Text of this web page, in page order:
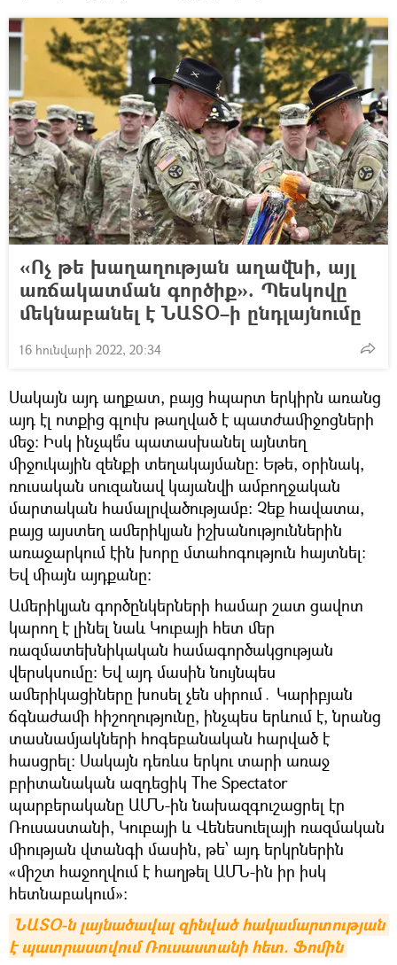
«Ոչ թե խաղաղության աղավնի, այլ
առճակատման գործիք». Պեսկովը
մեկնաբանել է ՆԱՏՕ–ի ընդլայնումը
16 հունվարի 2022, 20:34
Սակայն այդ աղքատ, բայց հպարտ երկիրն առանց
այդ էլ ոտքից գլուխ թաղված է պատժամիջոցների
մեջ։ Իսկ ինչպե՞ս պատասխանել այնտեղ
միջուկային զենքի տեղակայմանը։ Եթե, օրինակ,
ռուսական սուզանավ կայանվի ամբողջական
մարտական համալրվածությամբ։ Չեք հավատա,
բայց այստեղ ամերիկյան իշխանություններին
առաջարկում էին խորը մտահոգություն հայտնել։
Եվ միայն այդքանը։
Ամերիկյան գործընկերների համար շատ ցավոտ
կարող է լինել նաև Կուբայի հետ մեր
ռազմատեխնիկական համագործակցության
վերսկսումը։ Եվ այդ մասին նույնպես
ամերիկացիները խոսել չեն սիրում․ Կարիբյան
ճգնաժամի հիշողությունը, ինչպես երևում է, նրանց
տասնամյակների հոգեբանական հարված է
հասցրել։ Սակայն դեռևս երկու տարի առաջ
բրիտանական ազդեցիկ The Spectator
պարբերականը ԱՄՆ-ին նախազգուշացրել էր
Ռուսաստանի, Կուբայի և Վենեսուելայի ռազմական
միության վտանգի մասին, թե՝ այդ երկրներին
«միշտ հաջողվում է հաղթել ԱՄՆ-ին իր իսկ
հետնաբակում»։
ՆԱՏՕ-ն լայնածավալ զինված հակամարտության
է պատրաստվում Ռուսաստանի հետ. Ֆոմին